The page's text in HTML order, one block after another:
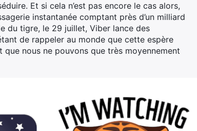
Et si cela n’est pas encore le cas alors,
instantanée comptant près d’un milliard
du tigre, le 29 juillet, Viber lance des
de rappeler au monde que cette espère
nous ne pouvons que très moyennement